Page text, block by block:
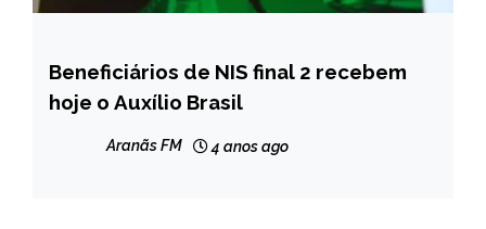
BRASIL
NOTÍCIAS
Beneficiários de NIS final 2 recebem
hoje o Auxílio Brasil
Aranãs FM 4 anos ago